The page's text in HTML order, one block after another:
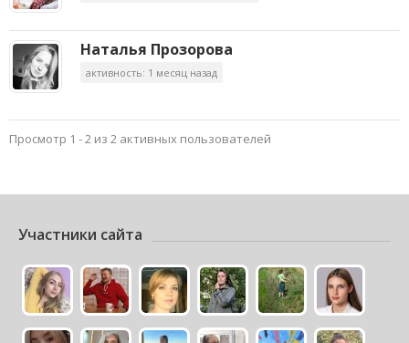
Наталья Прозорова
активность: 1 месяц назад
Просмотр 1 - 2 из 2 активных пользователей
Участники сайта